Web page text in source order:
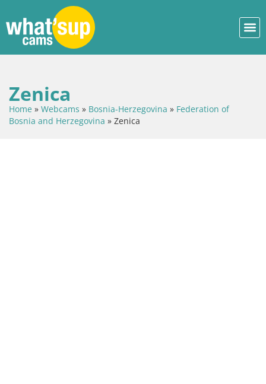
Zenica
Home » Webcams » Bosnia-Herzegovina » Federation of
Bosnia and Herzegovina » Zenica